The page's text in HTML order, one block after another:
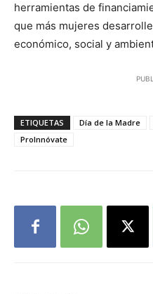
herramientas de
que más mujeres
económico, social y
ETIQUETAS Día de la Madre
ProInnóvate